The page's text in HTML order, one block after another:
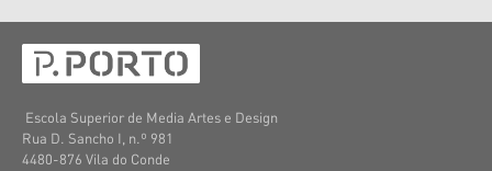
Escola Superior de Media Artes e Design
Rua D. Sancho I, n.º 981
4480-876 Vila do Conde